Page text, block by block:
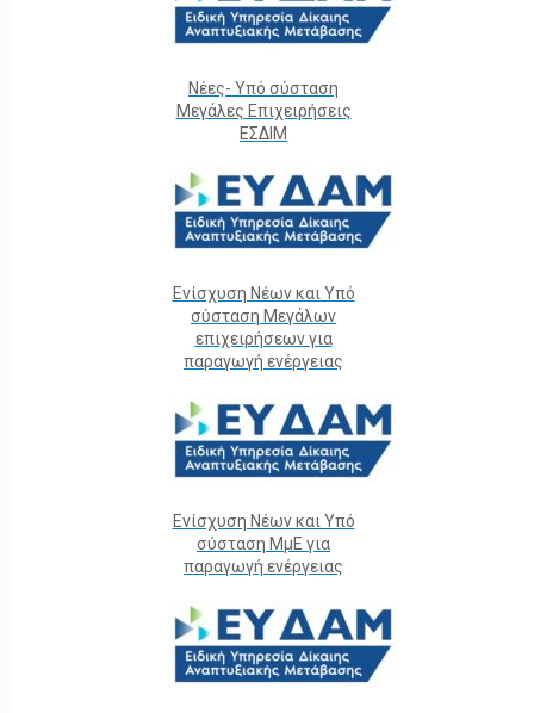
Νέες- Υπό σύσταση
Μεγάλες Επιχειρήσεις
ΕΣΔΙΜ
Ενίσχυση Νέων και Υπό
σύσταση Μεγάλων
επιχειρήσεων για
παραγωγή ενέργειας
Ενίσχυση Νέων και Υπό
σύσταση ΜμΕ για
παραγωγή ενέργειας